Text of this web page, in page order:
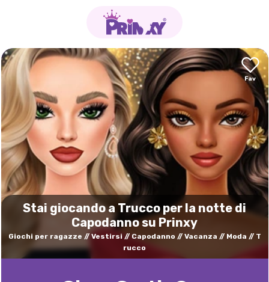
Stai giocando a Trucco per la notte di
Capodanno su Prinxy
Giochi per ragazze Vestirsi Capodanno Vacanza Moda
T
rucco